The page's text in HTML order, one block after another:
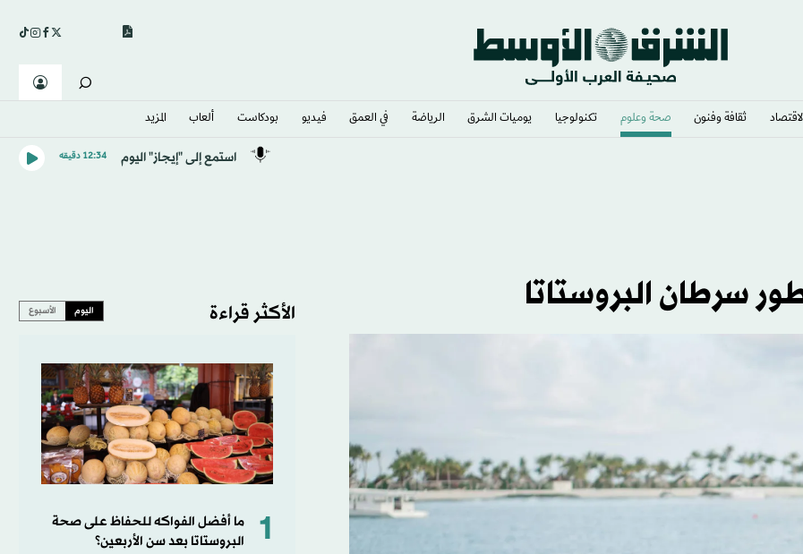
ثقافة وفنون صحة وعلوم تكنولوجيا يوميات الشرق​ الرياضة في العمق فيديو بودكاست ألعاب المزيد
استمع إلى "إيجاز" اليوم 12:34 دقيقه
الأكثر قراءة اليوم الأسبوع
1
ما أفضل الفواكه للحفاظ على صحة
البروستاتا بعد سن الأربعين؟